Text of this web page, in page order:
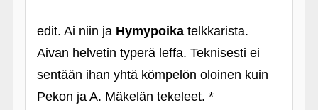
edit. Ai niin ja Hymypoikatelkkarista.
Aivan helvetin typerä leffa. Teknisesti ei
sentään ihan yhtä kömpelön oloinen kuin
Pekon ja A. Mäkelän tekeleet. *